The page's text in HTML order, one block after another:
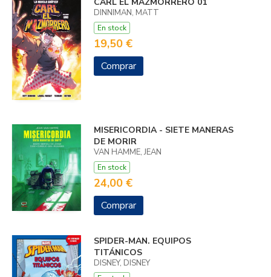
CARL EL MAZMORRERO 01
DINNIMAN, MATT
En stock
19,50 €
Comprar
MISERICORDIA - SIETE MANERAS
DE MORIR
VAN HAMME, JEAN
En stock
24,00 €
Comprar
SPIDER-MAN. EQUIPOS
TITÁNICOS
DISNEY, DISNEY